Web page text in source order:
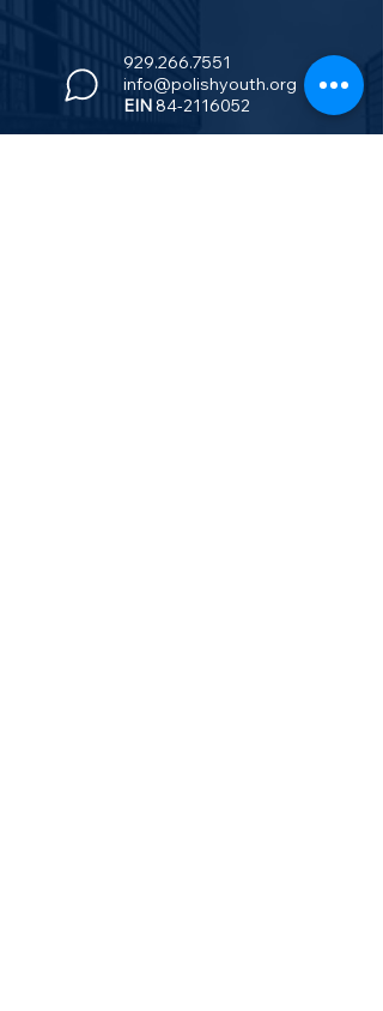
929.266.7551
info@polishyouth.org
EIN84-2116052